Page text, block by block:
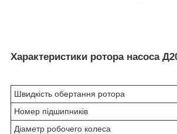
Характеристики ротора насоса
Швидкість обертання ротора
Номер підшипників
Діаметр робочего колеса